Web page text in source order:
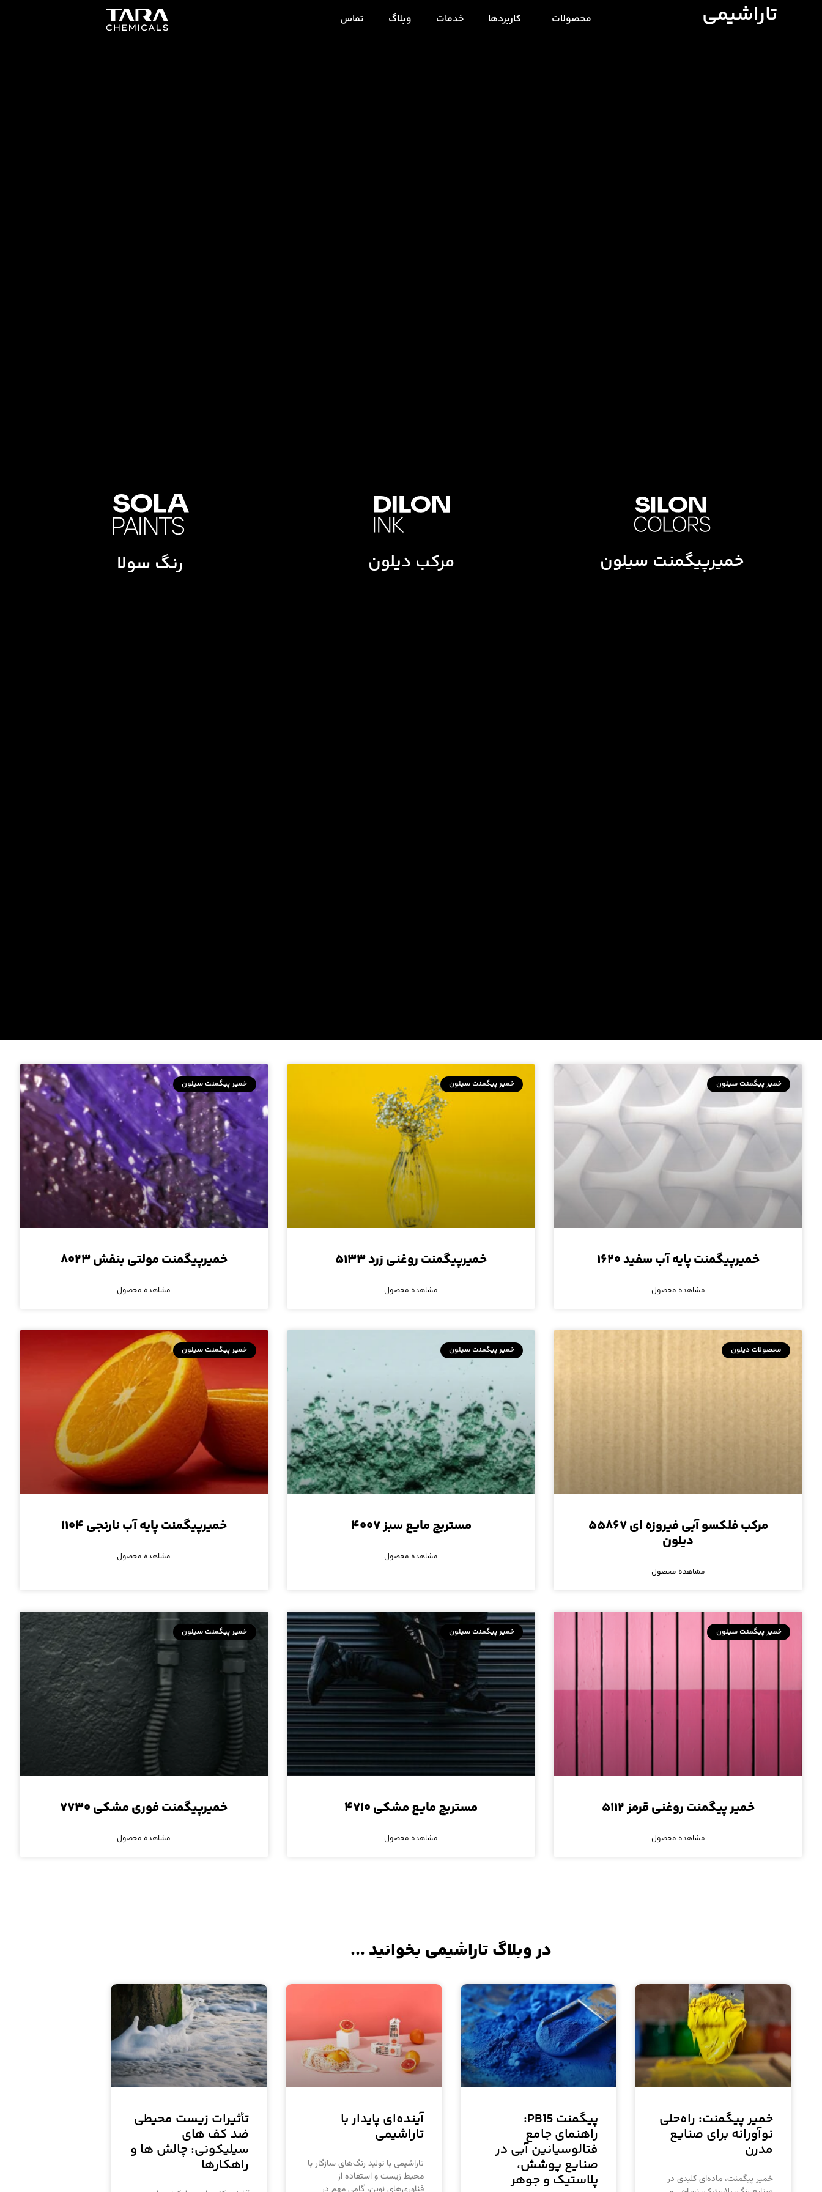
تاراشیمی محصولات کاربردها خدمات وبلاگ تماس
خمیرپیگمنت سیلون مرکب دیلون رنگ سولا
خمیر پیگمنت سیلون
خمیرپیگمنت پایه آب سفید ۱۶۲۰
مشاهده محصول
خمیر پیگمنت سیلون
خمیرپیگمنت روغنی زرد ۵۱۳۳
مشاهده محصول
خمیر پیگمنت سیلون
خمیرپیگمنت مولتی بنفش ۸۰۲۳
مشاهده محصول
محصولات دیلون
مرکب فلکسو آبی فیروزه ای ۵۵۸۶۷
دیلون
مشاهده محصول
خمیر پیگمنت سیلون
مستربچ مایع سبز ۴۰۰۷
مشاهده محصول
خمیر پیگمنت سیلون
خمیرپیگمنت پایه آب نارنجی ۱۱۰۴
مشاهده محصول
خمیر پیگمنت سیلون
خمیر پیگمنت روغنی قرمز ۵۱۱۲
مشاهده محصول
خمیر پیگمنت سیلون
مستربچ مایع مشکی ۴۷۱۰
مشاهده محصول
خمیر پیگمنت سیلون
خمیرپیگمنت فوری مشکی ۷۷۳۰
مشاهده محصول
در وبلاگ تاراشیمی بخوانید ...
خمیر پیگمنت: راه‌حلی
نوآورانه برای صنایع
مدرن
خمیر پیگمنت، ماده‌ای کلیدی در
پیگمنت PB15:
راهنمای جامع
فتالوسیانین آبی در
صنایع پوشش،
پلاستیک و جوهر
آینده‌ای پایدار با
تاراشیمی
تاراشیمی با تولید رنگ‌های سازگار با
محیط زیست و استفاده از
فناوری‌های نوین، گامی مهم در
تأثیرات زیست محیطی
ضد کف های
سیلیکونی: چالش ها و
راهکارها